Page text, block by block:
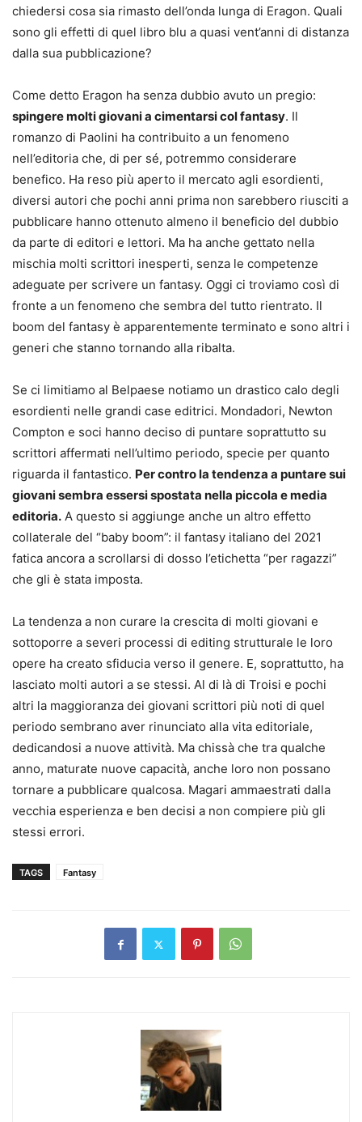
chiedersi cosa sia rimasto dell’onda lunga di Eragon. Quali
sono gli effetti di quel libro blu a quasi vent’anni di distanza
dalla sua pubblicazione?
Come detto Eragon ha senza dubbio avuto un pregio:
spingere molti giovani a cimentarsi col fantasy. Il
romanzo di Paolini ha contribuito a un fenomeno
nell’editoria che, di per sé, potremmo considerare
benefico. Ha reso più aperto il mercato agli esordienti,
diversi autori che pochi anni prima non sarebbero riusciti a
pubblicare hanno ottenuto almeno il beneficio del dubbio
da parte di editori e lettori. Ma ha anche gettato nella
mischia molti scrittori inesperti, senza le competenze
adeguate per scrivere un fantasy. Oggi ci troviamo così di
fronte a un fenomeno che sembra del tutto rientrato. Il
boom del fantasy è apparentemente terminato e sono altri i
generi che stanno tornando alla ribalta.
Se ci limitiamo al Belpaese notiamo un drastico calo degli
esordienti nelle grandi case editrici. Mondadori, Newton
Compton e soci hanno deciso di puntare soprattutto su
scrittori affermati nell’ultimo periodo, specie per quanto
riguarda il fantastico. Per contro la tendenza a puntare sui
giovani sembra essersi spostata nella piccola e media
editoria. A questo si aggiunge anche un altro effetto
collaterale del “baby boom”: il fantasy italiano del 2021
fatica ancora a scrollarsi di dosso l’etichetta “per ragazzi”
che gli è stata imposta.
La tendenza a non curare la crescita di molti giovani e
sottoporre a severi processi di editing strutturale le loro
opere ha creato sfiducia verso il genere. E, soprattutto, ha
lasciato molti autori a se stessi. Al di là di Troisi e pochi
altri la maggioranza dei giovani scrittori più noti di quel
periodo sembrano aver rinunciato alla vita editoriale,
dedicandosi a nuove attività. Ma chissà che tra qualche
anno, maturate nuove capacità, anche loro non possano
tornare a pubblicare qualcosa. Magari ammaestrati dalla
vecchia esperienza e ben decisi a non compiere più gli
stessi errori.
TAGS Fantasy